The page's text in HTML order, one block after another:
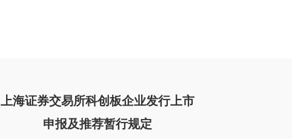
上海证券交易所科创板企业发行上市
申报及推荐暂行规定